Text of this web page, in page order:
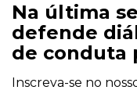
Na última
defende
de conduta
Inscreva-se no